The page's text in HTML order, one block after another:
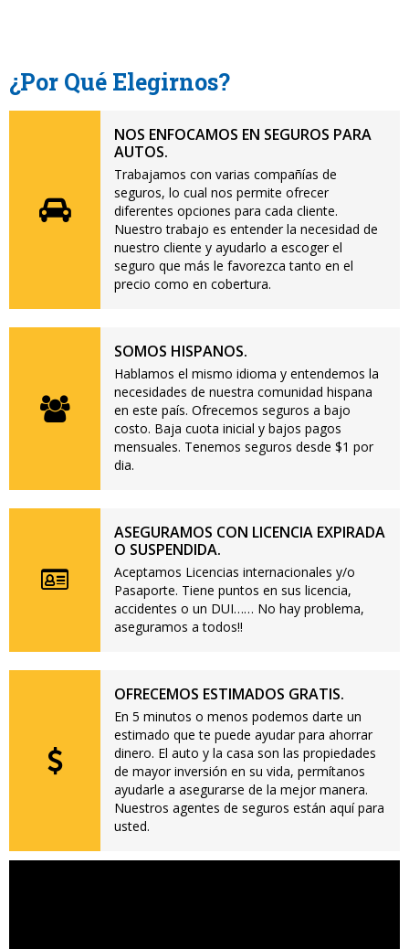
¿Por Qué Elegirnos?
NOS ENFOCAMOS EN SEGUROS PARA
AUTOS.
Trabajamos con varias compañías de
seguros, lo cual nos permite ofrecer
diferentes opciones para cada cliente.
Nuestro trabajo es entender la necesidad de
nuestro cliente y ayudarlo a escoger el
seguro que más le favorezca tanto en el
precio como en cobertura.
SOMOS HISPANOS.
Hablamos el mismo idioma y entendemos la
necesidades de nuestra comunidad hispana
en este país. Ofrecemos seguros a bajo
costo. Baja cuota inicial y bajos pagos
mensuales. Tenemos seguros desde $1 por
dia.
ASEGURAMOS CON LICENCIA EXPIRADA
O SUSPENDIDA.
Aceptamos Licencias internacionales y/o
Pasaporte. Tiene puntos en sus licencia,
accidentes o un DUI…… No hay problema,
aseguramos a todos!!
OFRECEMOS ESTIMADOS GRATIS.
En 5 minutos o menos podemos darte un
estimado que te puede ayudar para ahorrar
dinero. El auto y la casa son las propiedades
de mayor inversión en su vida, permítanos
ayudarle a asegurarse de la mejor manera.
Nuestros agentes de seguros están aquí para
usted.